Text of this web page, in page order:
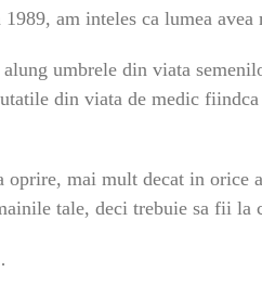
am inteles ca lumea
umbrele din viata
din viata de medic
mai mult decat in orice
tale, deci trebuie sa fii la